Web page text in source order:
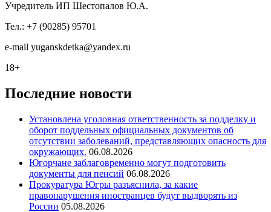
Учредитель ИП Шестопалов Ю.А.
Тел.: +7 (90285) 95701
e-mail yuganskdetka@yandex.ru
18+
Последние новости
Установлена уголовная ответственность за подделку и
оборот поддельных официальных документов об
отсутствии заболеваний, представляющих опасность для
окружающих. 06.08.2026
Югорчане заблаговременно могут подготовить
документы для пенсий 06.08.2026
Прокуратура Югры разъяснила, за какие
правонарушения иностранцев будут выдворять из
России 05.08.2026